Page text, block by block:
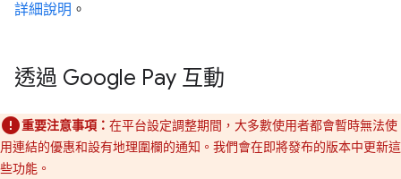
詳細說明 。
透過 Google Pay 互動
重要注意事項： 在平台設定調整期間，大多數使用者都會暫時無法使
用連結的優惠和設有地理圍欄的通知。我們會在即將發布的版本中更新這
些功能。